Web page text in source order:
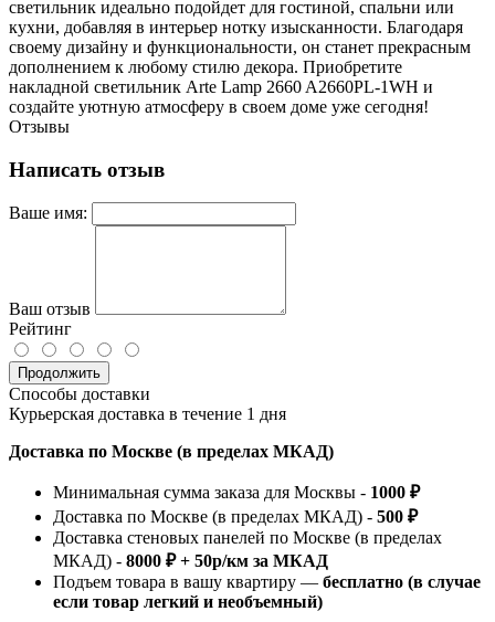
светильник идеально подойдет для гостиной, спальни или
кухни, добавляя в интерьер нотку изысканности. Благодаря
своему дизайну и функциональности, он станет прекрасным
дополнением к любому стилю декора. Приобретите
накладной светильник Arte Lamp 2660 A2660PL-1WH и
создайте уютную атмосферу в своем доме уже сегодня!
Отзывы
Написать отзыв
Ваше имя:
Ваш отзыв
Рейтинг
Продолжить
Способы доставки
Курьерская доставка в течение 1 дня
Доставка по Москве (в пределах МКАД)
Минимальная сумма заказа для Москвы - 1000 ₽
Доставка по Москве (в пределах МКАД) - 500 ₽
Доставка стеновых панелей по Москве (в пределах
МКАД) - 8000 ₽ + 50р/км за МКАД
Подъем товара в вашу квартиру — бесплатно (в случае
если товар легкий и необъемный)